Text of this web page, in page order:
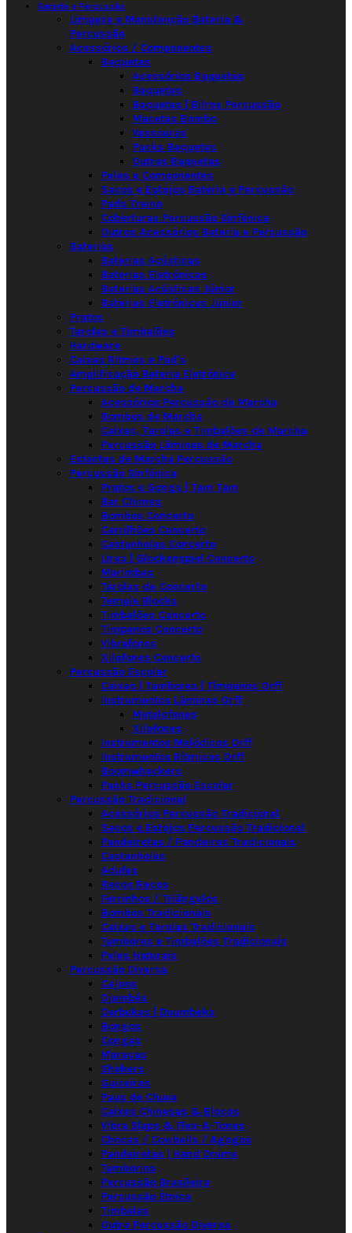
Bateria e Percussão
Limpeza e Manutenção Bateria &
Percussão
Acessórios / Componentes
Baquetas
Acessórios Baquetas
Baquetas
Baquetas | Bilros Percussão
Macetas Bombo
Vassouras
Packs Baquetas
Outras Baquetas
Peles e Componentes
Sacos e Estojos Bateria e Percussão
Pads Treino
Coberturas Percussão Sinfónica
Outros Acessórios Bateria e Percussão
Baterias
Baterias Acústicas
Baterias Eletrónicas
Baterias Acústicas Júnior
Baterias Eletrónicas Júnior
Pratos
Tarolas e Timbalões
Hardware
Caixas Ritmos e Pad's
Amplificação Bateria Eletrónica
Percussão de Marcha
Acessórios Percussão de Marcha
Bombos de Marcha
Caixas, Tarolas e Timbalões de Marcha
Percussão Lâminas de Marcha
Estantes de Marcha Percussão
Percussão Sinfónica
Pratos e Gongs | Tam Tam
Bar Chimes
Bombos Concerto
Carrilhões Concerto
Castanholas Concerto
Liras | Glockenspiel Concerto
Marimbas
Tarolas de Concerto
Temple Blocks
Timbalões Concerto
Tímpanos Concerto
Vibrafones
Xilofones Concerto
Percussão Escolar
Caixas | Tambores | Tímpanos Orff
Instrumentos Lâminas Orff
Metalofones
Xilofones
Instrumentos Melódicos Orff
Instrumentos Rítmicos Orff
Boomwhackers
Packs Percussão Escolar
Percussão Tradicional
Acessórios Percussão Tradicional
Sacos e Estojos Percussão Tradicional
Pandeiretas / Pandeiros Tradicionais
Castanholas
Adufes
Recos Recos
Ferrinhos / Triângulos
Bombos Tradicionais
Caixas e Tarolas Tradicionais
Tambores e Timbalões Tradicionais
Peles Naturais
Percussão Diversa
Cajons
Djembés
Darbukas | Doumbeks
Bongos
Congas
Maracas
Shakers
Guizeiras
Paus de Chuva
Caixas Chinesas & Blocos
Vibra Slaps & Flex-A-Tones
Chocas / Cowbells / Agogos
Pandeiretas | Hand Drums
Tamborins
Percussão Brasileira
Percussão Étnica
Timbalas
Outra Percussão Diversa